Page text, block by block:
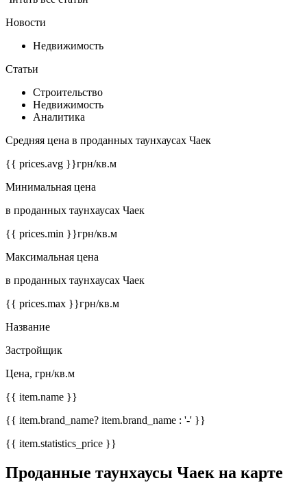
Новости
Недвижимость
Статьи
Строительство
Недвижимость
Аналитика
Средняя цена в проданных таунхаусах Чаек
{{ prices.avg }}грн/кв.м
Минимальная цена
в проданных таунхаусах Чаек
{{ prices.min }}грн/кв.м
Максимальная цена
в проданных таунхаусах Чаек
{{ prices.max }}грн/кв.м
Название
Застройщик
Цена, грн/кв.м
{{ item.name }}
{{ item.brand_name? item.brand_name : '-' }}
{{ item.statistics_price }}
Проданные таунхаусы Чаек на карте